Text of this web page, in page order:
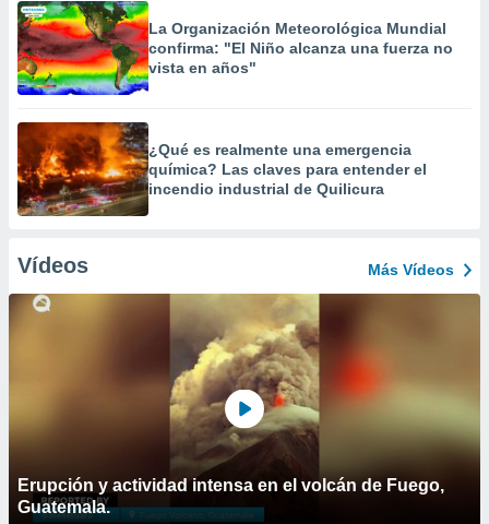
La Organización Meteorológica Mundial
confirma: "El Niño alcanza una fuerza no
vista en años"
¿Qué es realmente una emergencia
química? Las claves para entender el
incendio industrial de Quilicura
Vídeos Más Vídeos
Erupción y actividad intensa en el volcán de Fuego,
Guatemala.